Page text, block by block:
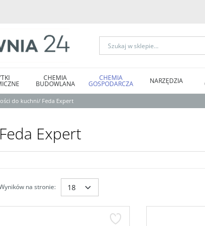
CHEMIA
BUDOWLANA
CHEMIA
GOSPODARCZA NARZĘDZIA
do kuchni/ Feda Expert
Feda Expert
na stronie: